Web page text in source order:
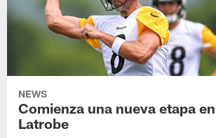
NEWS
Comienza una nueva etapa en
Latrobe